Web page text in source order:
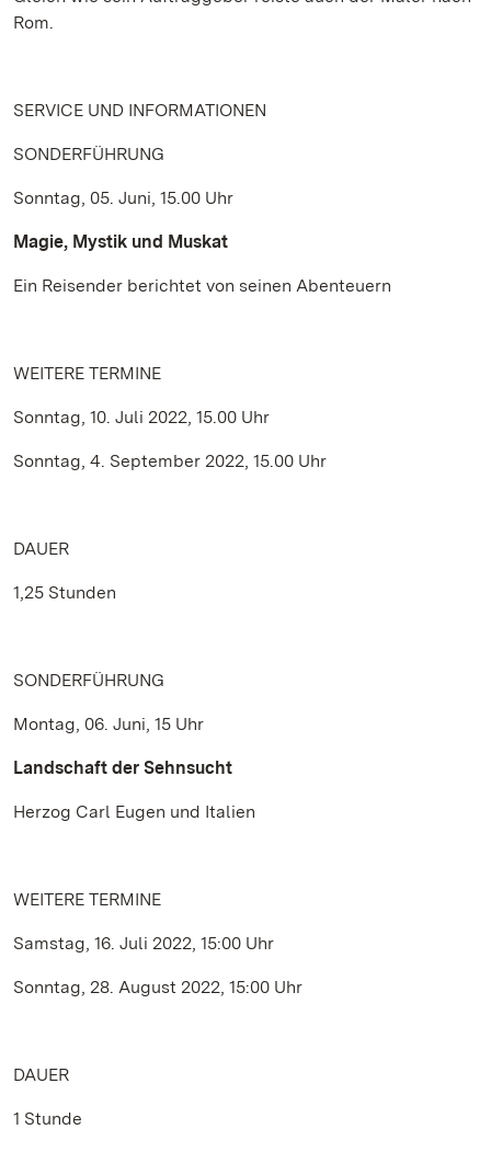
Rom.
SERVICE UND INFORMATIONEN
SONDERFÜHRUNG
Sonntag, 05. Juni, 15.00 Uhr
Magie, Mystik und Muskat
Ein Reisender berichtet von seinen Abenteuern
WEITERE TERMINE
Sonntag, 10. Juli 2022, 15.00 Uhr
Sonntag, 4. September 2022, 15.00 Uhr
DAUER
1,25 Stunden
SONDERFÜHRUNG
Montag, 06. Juni, 15 Uhr
Landschaft der Sehnsucht
Herzog Carl Eugen und Italien
WEITERE TERMINE
Samstag, 16. Juli 2022, 15:00 Uhr
Sonntag, 28. August 2022, 15:00 Uhr
DAUER
1 Stunde